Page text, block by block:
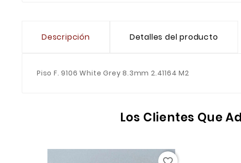
Descripción Detalles del producto
Piso F. 9106 White Grey 8.3mm 2.41164 M2
Los Clientes Que